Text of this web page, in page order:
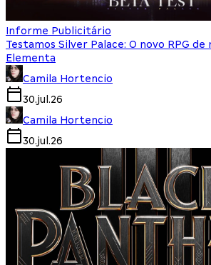
Informe Publicitário
Testamos Silver Palace: O novo RPG
Elementa
Camila Hortencio
30.jul.26
Camila Hortencio
30.jul.26